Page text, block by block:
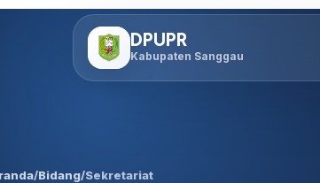
Lewati
DPUPR
Kabupaten Sanggau
/Bidang/Sekretariat